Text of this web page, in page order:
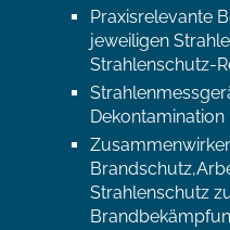
Praxisrelevante
jeweiligen
Strahlenschutz-
Strahlenschutz